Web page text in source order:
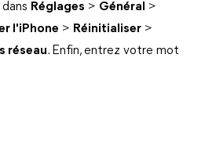
Réglages > Général
>
l'iPhone > Réinitialiser >
réseau. Enfin, entrez votre mot